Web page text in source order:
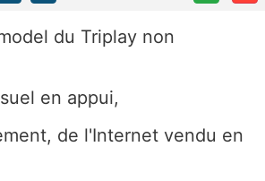
du Triplay non
en appui,
de l'Internet vendu en